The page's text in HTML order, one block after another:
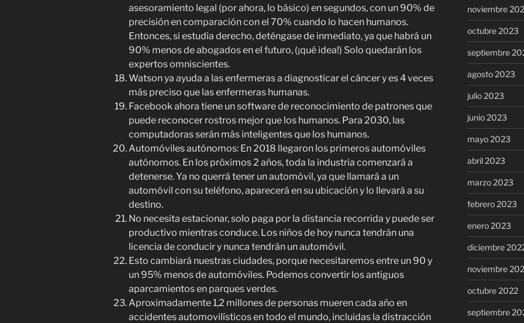
asesoramiento legal (por ahora, lo básico) en segundos, con un 90% de
precisión en comparación con el 70% cuando lo hacen humanos.
Entonces, si estudia derecho, deténgase de inmediato, ya que habrá un
90% menos de abogados en el futuro, (¡qué idea!) Solo quedarán los
expertos omniscientes.
Watson ya ayuda a las enfermeras a diagnosticar el cáncer y es 4 veces
más preciso que las enfermeras humanas.
Facebook ahora tiene un software de reconocimiento de patrones que
puede reconocer rostros mejor que los humanos. Para 2030, las
computadoras serán más inteligentes que los humanos.
Automóviles autónomos: En 2018 llegaron los primeros automóviles
autónomos. En los próximos 2 años, toda la industria comenzará a
detenerse. Ya no querrá tener un automóvil, ya que llamará a un
automóvil con su teléfono, aparecerá en su ubicación y lo llevará a su
destino.
No necesita estacionar, solo paga por la distancia recorrida y puede ser
productivo mientras conduce. Los niños de hoy nunca tendrán una
licencia de conducir y nunca tendrán un automóvil.
Esto cambiará nuestras ciudades, porque necesitaremos entre un 90 y
un 95% menos de automóviles. Podemos convertir los antiguos
aparcamientos en parques verdes.
Aproximadamente 1,2 millones de personas mueren cada año en
accidentes automovilísticos en todo el mundo, incluidas la distracción
noviembre
octubre 2023
septiembre
agosto 2023
julio 2023
junio 2023
mayo 2023
abril 2023
marzo 2023
febrero 2023
enero 2023
diciembre
noviembre
octubre 2022
septiembre